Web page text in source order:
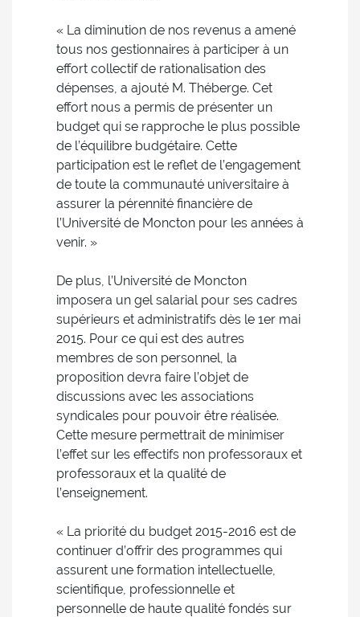
« La diminution de nos revenus a amené
tous nos gestionnaires à participer à un
effort collectif de rationalisation des
dépenses, a ajouté M. Théberge. Cet
effort nous a permis de présenter un
budget qui se rapproche le plus possible
de l’équilibre budgétaire. Cette
participation est le reflet de l’engagement
de toute la communauté universitaire à
assurer la pérennité financière de
l’Université de Moncton pour les années à
venir. »
De plus, l’Université de Moncton
imposera un gel salarial pour ses cadres
supérieurs et administratifs dès le 1er mai
2015. Pour ce qui est des autres
membres de son personnel, la
proposition devra faire l’objet de
discussions avec les associations
syndicales pour pouvoir être réalisée.
Cette mesure permettrait de minimiser
l’effet sur les effectifs non professoraux et
professoraux et la qualité de
l’enseignement.
« La priorité du budget 2015-2016 est de
continuer d’offrir des programmes qui
assurent une formation intellectuelle,
scientifique, professionnelle et
personnelle de haute qualité fondés sur